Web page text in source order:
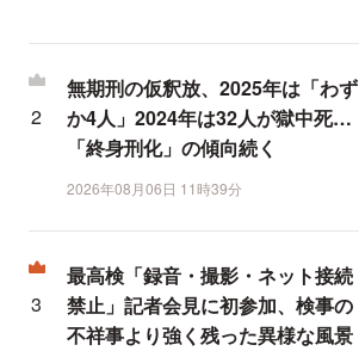
無期刑の仮釈放、2025年は「わず
か4人」2024年は32人が獄中死…
「終身刑化」の傾向続く
2026年08月06日 11時39分
最高検「録音・撮影・ネット接続
禁止」記者会見に初参加、検事の
不祥事より強く残った異様な風景